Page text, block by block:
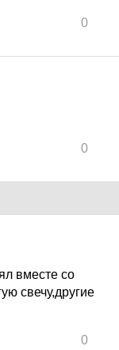
0
0
вместе со
свечу,другие
0